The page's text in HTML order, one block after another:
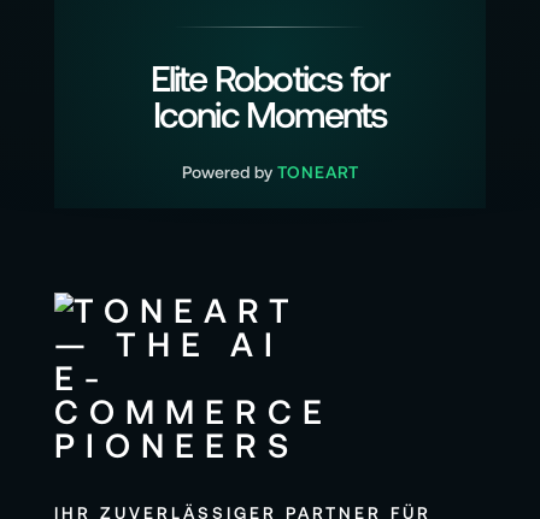
Elite Robotics for
Iconic Moments
Powered by TONEART
IHR ZUVERLÄSSIGER PARTNER FÜR